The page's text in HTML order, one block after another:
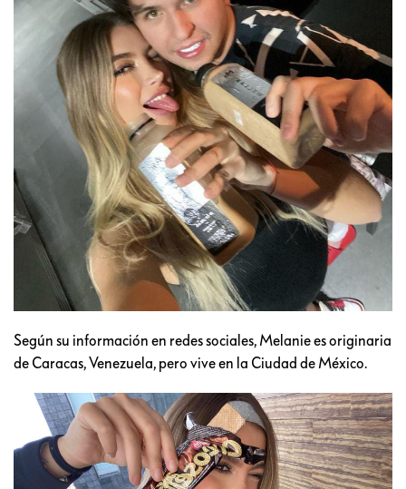
Según su información en redes sociales, Melanie es originaria
de Caracas, Venezuela, pero vive en la Ciudad de México.